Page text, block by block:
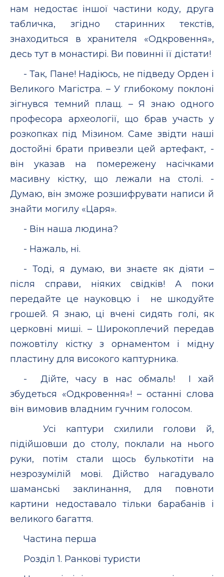
нам недостає іншої частини коду, друга
табличка, згідно старинних текстів,
знаходиться в хранителя «Одкровення»,
десь тут в монастирі. Ви повинні її дістати!
- Так, Пане! Надіюсь, не підведу Орден і
Великого Магістра. – У глибокому поклоні
зігнувся темний плащ. – Я знаю одного
професора археології, що брав участь у
розкопках під Мізином. Саме звідти наші
достойні брати привезли цей артефакт, -
він указав на помережену насічками
масивну кістку, що лежали на столі. -
Думаю, він зможе розшифрувати написи й
знайти могилу «Царя».
- Він наша людина?
- Нажаль, ні.
- Тоді, я думаю, ви знаєте як діяти –
після справи, ніяких свідків! А поки
передайте це науковцю і не шкодуйте
грошей. Я знаю, ці вчені сидять голі, як
церковні миші. – Широкоплечий передав
пожовтілу кістку з орнаментом і мідну
пластину для високого каптурника.
- Дійте, часу в нас обмаль! І хай
збудеться «Одкровення»! – останні слова
він вимовив владним гучним голосом.
Усі каптури схилили голови й,
підійшовши до столу, поклали на нього
руки, потім стали щось булькотіти на
незрозумілій мові. Дійство нагадувало
шаманські заклинання, для повноти
картини недоставало тільки барабанів і
великого багаття.
Частина перша
Розділ 1. Ранкові туристи